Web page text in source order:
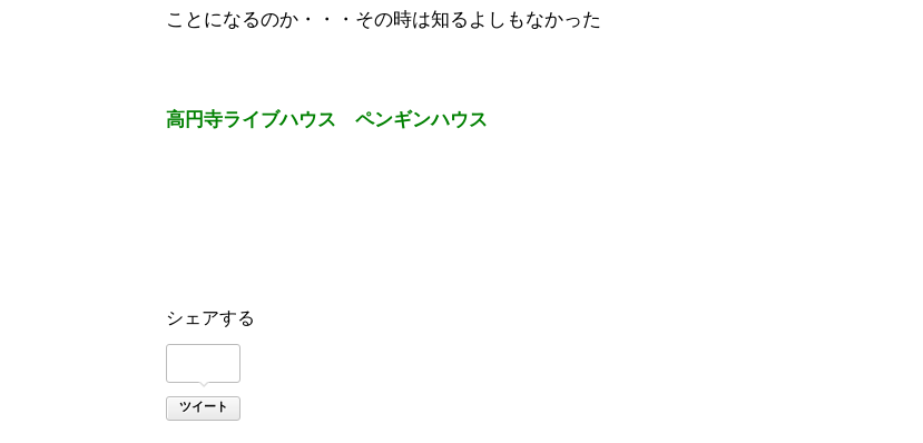
ことになるのか・・・その時は知るよしもなかった
高円寺ライブハウス ペンギンハウス
シェアする
ツイート